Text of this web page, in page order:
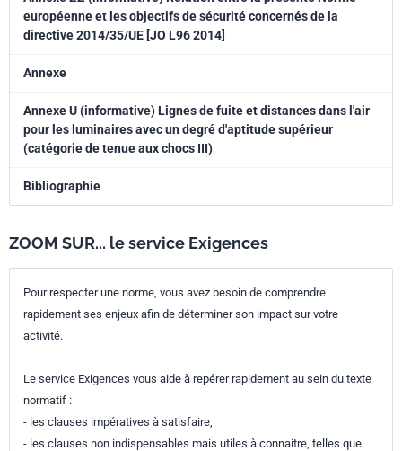
européenne et les objectifs de sécurité concernés de la
directive 2014/35/UE [JO L96 2014]
Annexe
Annexe U (informative) Lignes de fuite et distances dans l'air
pour les luminaires avec un degré d'aptitude supérieur
(catégorie de tenue aux chocs III)
Bibliographie
ZOOM SUR... le service Exigences
Pour respecter une norme, vous avez besoin de comprendre
rapidement ses enjeux afin de déterminer son impact sur votre
activité.
Le service Exigences vous aide à repérer rapidement au sein du texte
normatif :
- les clauses impératives à satisfaire,
- les clauses non indispensables mais utiles à connaitre, telles que